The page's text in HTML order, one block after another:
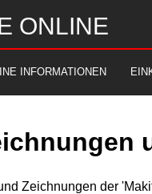
ONLINE
INFORMATIONEN
Zeichnungen der